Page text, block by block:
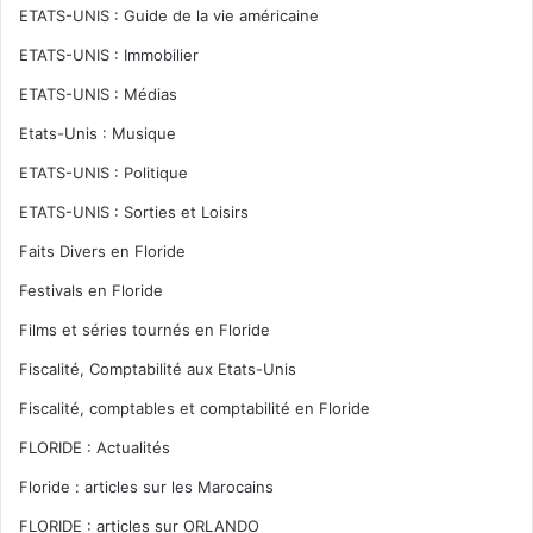
ETATS-UNIS : Guide de la vie américaine
ETATS-UNIS : Immobilier
ETATS-UNIS : Médias
Etats-Unis : Musique
ETATS-UNIS : Politique
ETATS-UNIS : Sorties et Loisirs
Faits Divers en Floride
Festivals en Floride
Films et séries tournés en Floride
Fiscalité, Comptabilité aux Etats-Unis
Fiscalité, comptables et comptabilité en Floride
FLORIDE : Actualités
Floride : articles sur les Marocains
FLORIDE : articles sur ORLANDO